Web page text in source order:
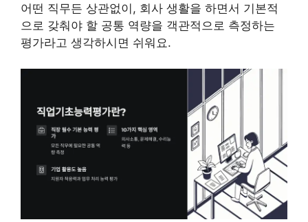
어떤 직무든 상관없이, 회사 생활을 하면서 기본적
으로 갖춰야 할 공통 역량을 객관적으로 측정하는
평가라고 생각하시면 쉬워요.